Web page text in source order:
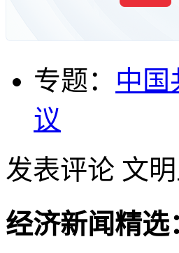
专题： 中国
议
发表评论 文
经济新闻精选